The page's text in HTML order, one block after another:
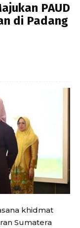
PAUD
di Padang
khidmat
Sumatera